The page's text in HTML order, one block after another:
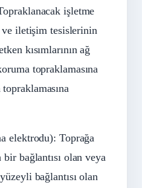
işletme
ve iletişim tesislerinin
kısımlarının ağ
topraklamasına
elektrodu): Toprağa
bağlantısı olan veya
bağlantısı olan